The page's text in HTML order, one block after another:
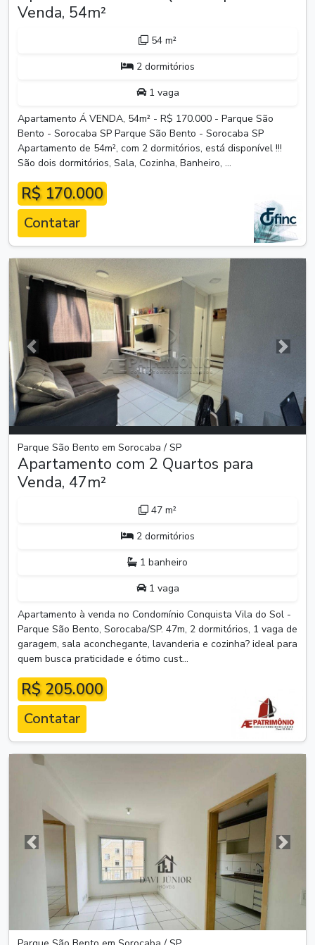
Venda, 54m²
54 m²
2 dormitórios
1 vaga
Apartamento Á VENDA, 54m² - R$ 170.000 - Parque São
Bento - Sorocaba SP Parque São Bento - Sorocaba SP
Apartamento de 54m², com 2 dormitórios, está disponível !!!
São dois dormitórios, Sala, Cozinha, Banheiro, ...
R$ 170.000
Contatar
Anterior
Parque São Bento em Sorocaba / SP
Apartamento com 2 Quartos para
Venda, 47m²
47 m²
2 dormitórios
1 banheiro
1 vaga
Apartamento à venda no Condomínio Conquista Vila do Sol -
Parque São Bento, Sorocaba/SP. 47m, 2 dormitórios, 1 vaga de
garagem, sala aconchegante, lavanderia e cozinha? ideal para
quem busca praticidade e ótimo cust...
R$ 205.000
Contatar
Anterior